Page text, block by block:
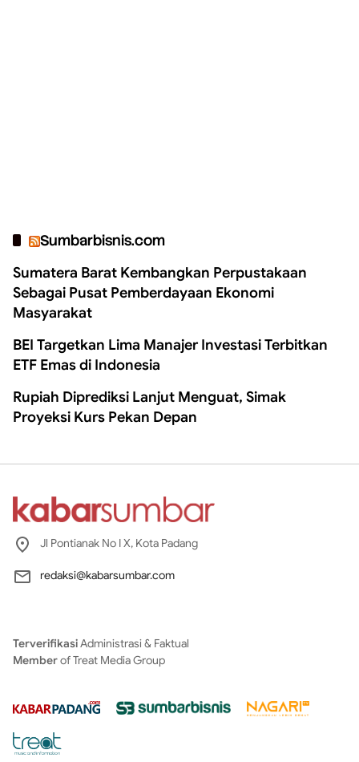
Sumbarbisnis.com
Sumatera Barat Kembangkan Perpustakaan
Sebagai Pusat Pemberdayaan Ekonomi
Masyarakat
BEI Targetkan Lima Manajer Investasi Terbitkan
ETF Emas di Indonesia
Rupiah Diprediksi Lanjut Menguat, Simak
Proyeksi Kurs Pekan Depan
Jl Pontianak No I X, Kota Padang
redaksi@kabarsumbar.com
TerverifikasiAdministrasi & Faktual
Memberof Treat Media Group